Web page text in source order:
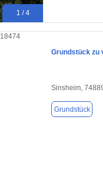
1 / 4
Grundstück zu
Sinsheim,
Grundstück